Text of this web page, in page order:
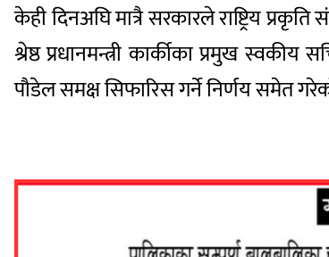
केही दिनअघि मात्रै सरकारले राष्ट्रिय
श्रेष्ठ प्रधानमन्त्री कार्कीका प्रमुख स्वकीय
पौडेल समक्ष सिफारिस गर्ने निर्णय समेत